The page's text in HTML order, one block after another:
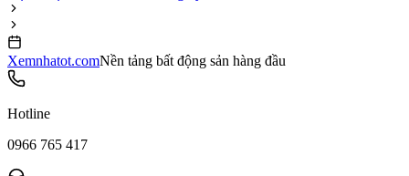
Xemnhatot.comNền tảng bất động sản hàng đầu
Hotline
0966 765 417